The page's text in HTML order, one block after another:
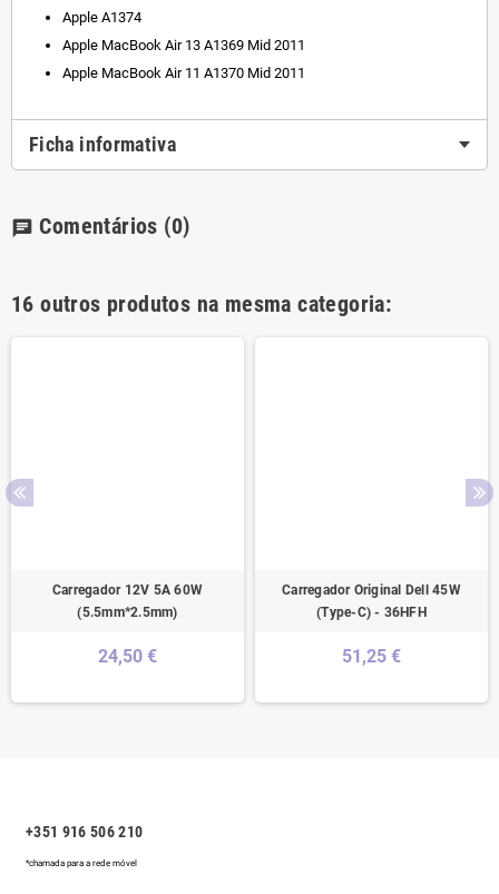
Apple A1374
Apple MacBook Air 13 A1369 Mid 2011
Apple MacBook Air 11 A1370 Mid 2011
Ficha informativa
chat Comentários (0)
16 outros produtos na mesma categoria:
Carregador 12V 5A 60W
(5.5mm*2.5mm)
24,50 €
Carregador Original Dell 45W
(Type-C) - 36HFH
51,25 €
+351 916 506 210
*chamada para a rede móvel